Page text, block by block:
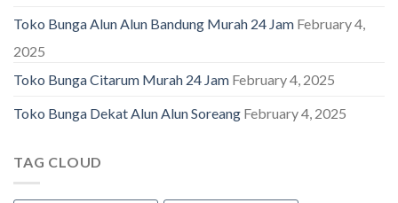
Toko Bunga Alun Alun Bandung Murah 24 Jam February 4,
2025
Toko Bunga Citarum Murah 24 Jam February 4, 2025
Toko Bunga Dekat Alun Alun Soreang February 4, 2025
TAG CLOUD